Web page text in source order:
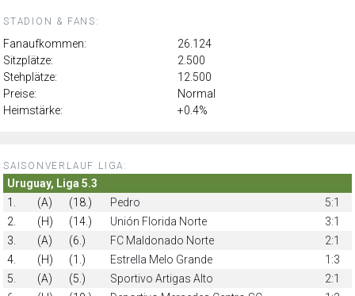
STADION & FANS:
Fanaufkommen:
26.124
Sitzplätze:
2.500
Stehplätze:
12.500
Preise:
Normal
Heimstärke:
+0.4%
SAISONVERLAUF LIGA:
Uruguay, Liga 5.3
1.
(A) (18.) Pedro
5:1
2.
(H) (14.) Unión Florida Norte
3:1
3.
(A) (6.) FC Maldonado Norte
2:1
4.
(H) (1.) Estrella Melo Grande
1:3
5.
(A) (5.) Sportivo Artigas Alto
2:1